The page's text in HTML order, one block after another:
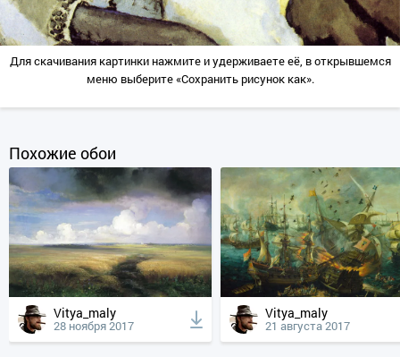
Для скачивания картинки нажмите и удерживаете её, в открывшемся
меню выберите «Сохранить рисунок как».
Похожие обои
Vitya_maly
28 ноября 2017
Vitya_maly
21 августа 2017